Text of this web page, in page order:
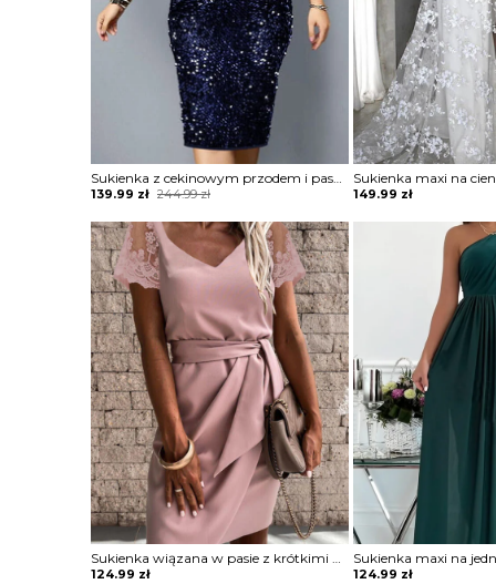
Sukienka z cekinowym przodem i paskami
244.99zł
Original
was:
244.99 zł.
139.99 zł
Current
is:
139.99 zł.
149.99 zł
Sukienka wiązana w pasie z krótkimi koronkowymi rękawami
124.99 zł 124.99 zł